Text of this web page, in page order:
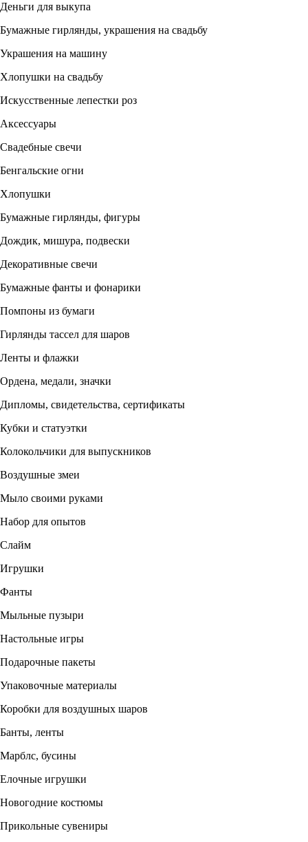
Деньги для выкупа
Бумажные гирлянды, украшения на свадьбу
Украшения на машину
Хлопушки на свадьбу
Искусственные лепестки роз
Аксессуары
Свадебные свечи
Бенгальские огни
Хлопушки
Бумажные гирлянды, фигуры
Дождик, мишура, подвески
Декоративные свечи
Бумажные фанты и фонарики
Помпоны из бумаги
Гирлянды тассел для шаров
Ленты и флажки
Ордена, медали, значки
Дипломы, свидетельства, сертификаты
Кубки и статуэтки
Колокольчики для выпускников
Воздушные змеи
Мыло своими руками
Набор для опытов
Слайм
Игрушки
Фанты
Мыльные пузыри
Настольные игры
Подарочные пакеты
Упаковочные материалы
Коробки для воздушных шаров
Банты, ленты
Марблс, бусины
Елочные игрушки
Новогодние костюмы
Прикольные сувениры